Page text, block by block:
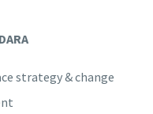
strategy & change